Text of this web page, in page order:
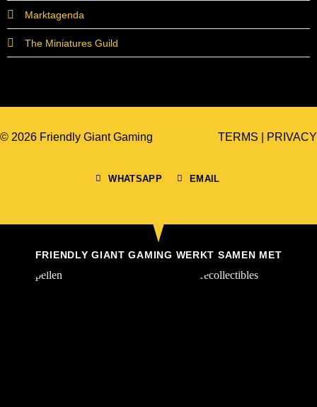
Marktagenda
The Miniatures Guild
© 2026 Friendly Giant Gaming
WHATSAPP EMAIL
TERMS PRIVACY
FRIENDLY GIANT GAMING WERKT SAMEN MET